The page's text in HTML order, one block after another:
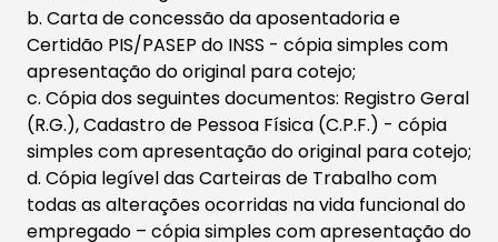
b. Carta de concessão da aposentadoria e
Certidão PIS/PASEP do INSS - cópia simples com
apresentação do original para cotejo;
c. Cópia dos seguintes documentos: Registro Geral
(R.G.), Cadastro de Pessoa Física (C.P.F.) - cópia
simples com apresentação do original para cotejo;
d. Cópia legível das Carteiras de Trabalho com
todas as alterações ocorridas na vida funcional do
empregado – cópia simples com apresentação do